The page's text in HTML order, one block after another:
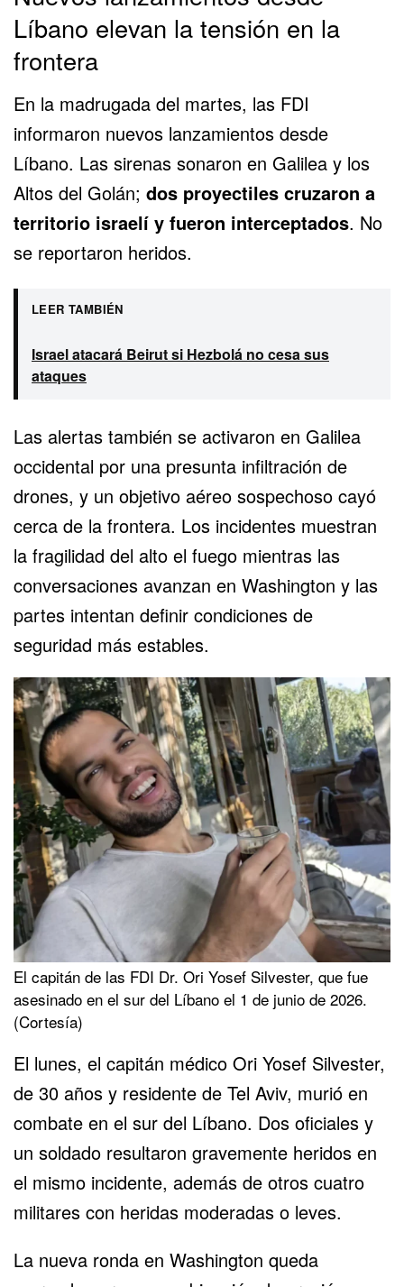
Líbano elevan la tensión en la
frontera
En la madrugada del martes, las FDI
informaron nuevos lanzamientos desde
Líbano. Las sirenas sonaron en Galilea y los
Altos del Golán; dos proyectiles cruzaron a
territorio israelí y fueron interceptados. No
se reportaron heridos.
LEER TAMBIÉN
Israel atacará Beirut si Hezbolá no cesa sus
ataques
Las alertas también se activaron en Galilea
occidental por una presunta infiltración de
drones, y un objetivo aéreo sospechoso cayó
cerca de la frontera. Los incidentes muestran
la fragilidad del alto el fuego mientras las
conversaciones avanzan en Washington y las
partes intentan definir condiciones de
seguridad más estables.
El capitán de las FDI Dr. Ori Yosef Silvester, que fue
asesinado en el sur del Líbano el 1 de junio de 2026.
(Cortesía)
El lunes, el capitán médico Ori Yosef Silvester,
de 30 años y residente de Tel Aviv, murió en
combate en el sur del Líbano. Dos oficiales y
un soldado resultaron gravemente heridos en
el mismo incidente, además de otros cuatro
militares con heridas moderadas o leves.
La nueva ronda en Washington queda